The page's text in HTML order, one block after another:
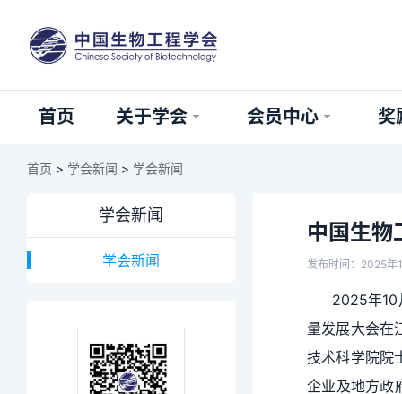
首页 关于学会 会员中心 奖
首页 > 学会新闻 > 学会新闻
学会新闻
学会新闻
中国生
发布时间：2025年
2025年10
量发展大会在
技术科学院院
企业及地方政